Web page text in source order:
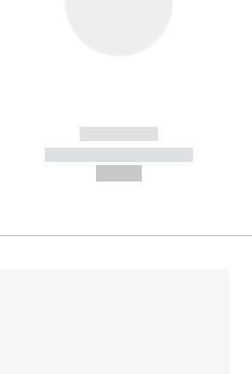
------------
----------- -----------